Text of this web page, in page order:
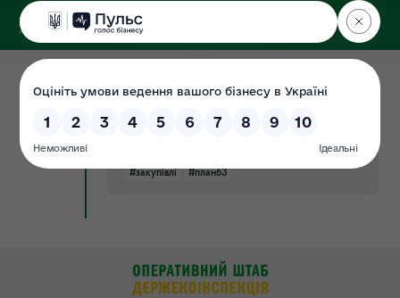
ДЕРЖЕКОІНСПЕКЦІЯ
Поліського округу
18.12.2024
Документ
(затверджено в.о уповноваженої
особи від 17.12.2024 протокол №63)
#закупівлі #план63